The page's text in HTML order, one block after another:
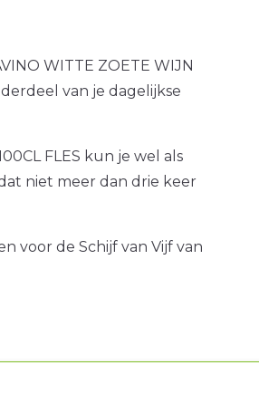
WITTE ZOETE WIJN
van je dagelijkse
FLES kun je wel als
niet meer dan drie keer
voor de Schijf van Vijf van